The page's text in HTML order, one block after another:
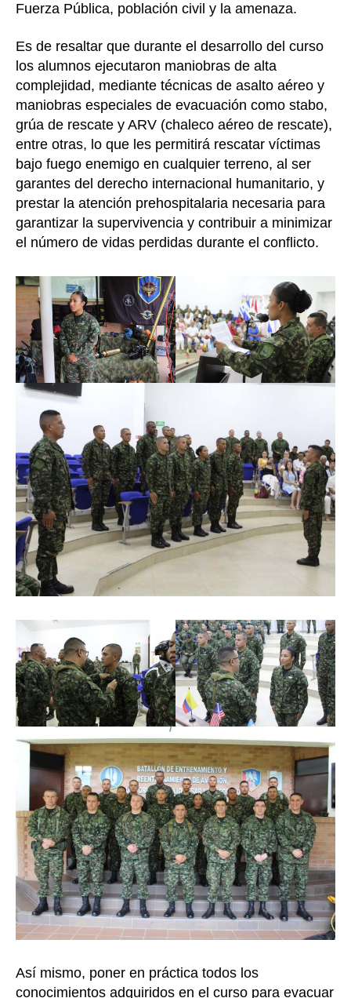
Fuerza Pública, población civil y la amenaza.
Es de resaltar que durante el desarrollo del curso
los alumnos ejecutaron maniobras de alta
complejidad, mediante técnicas de asalto aéreo y
maniobras especiales de evacuación como stabo,
grúa de rescate y ARV (chaleco aéreo de rescate),
entre otras, lo que les permitirá rescatar víctimas
bajo fuego enemigo en cualquier terreno, al ser
garantes del derecho internacional humanitario, y
prestar la atención prehospitalaria necesaria para
garantizar la supervivencia y contribuir a minimizar
el número de vidas perdidas durante el conflicto.
Así mismo, poner en práctica todos los
conocimientos adquiridos en el curso para evacuar